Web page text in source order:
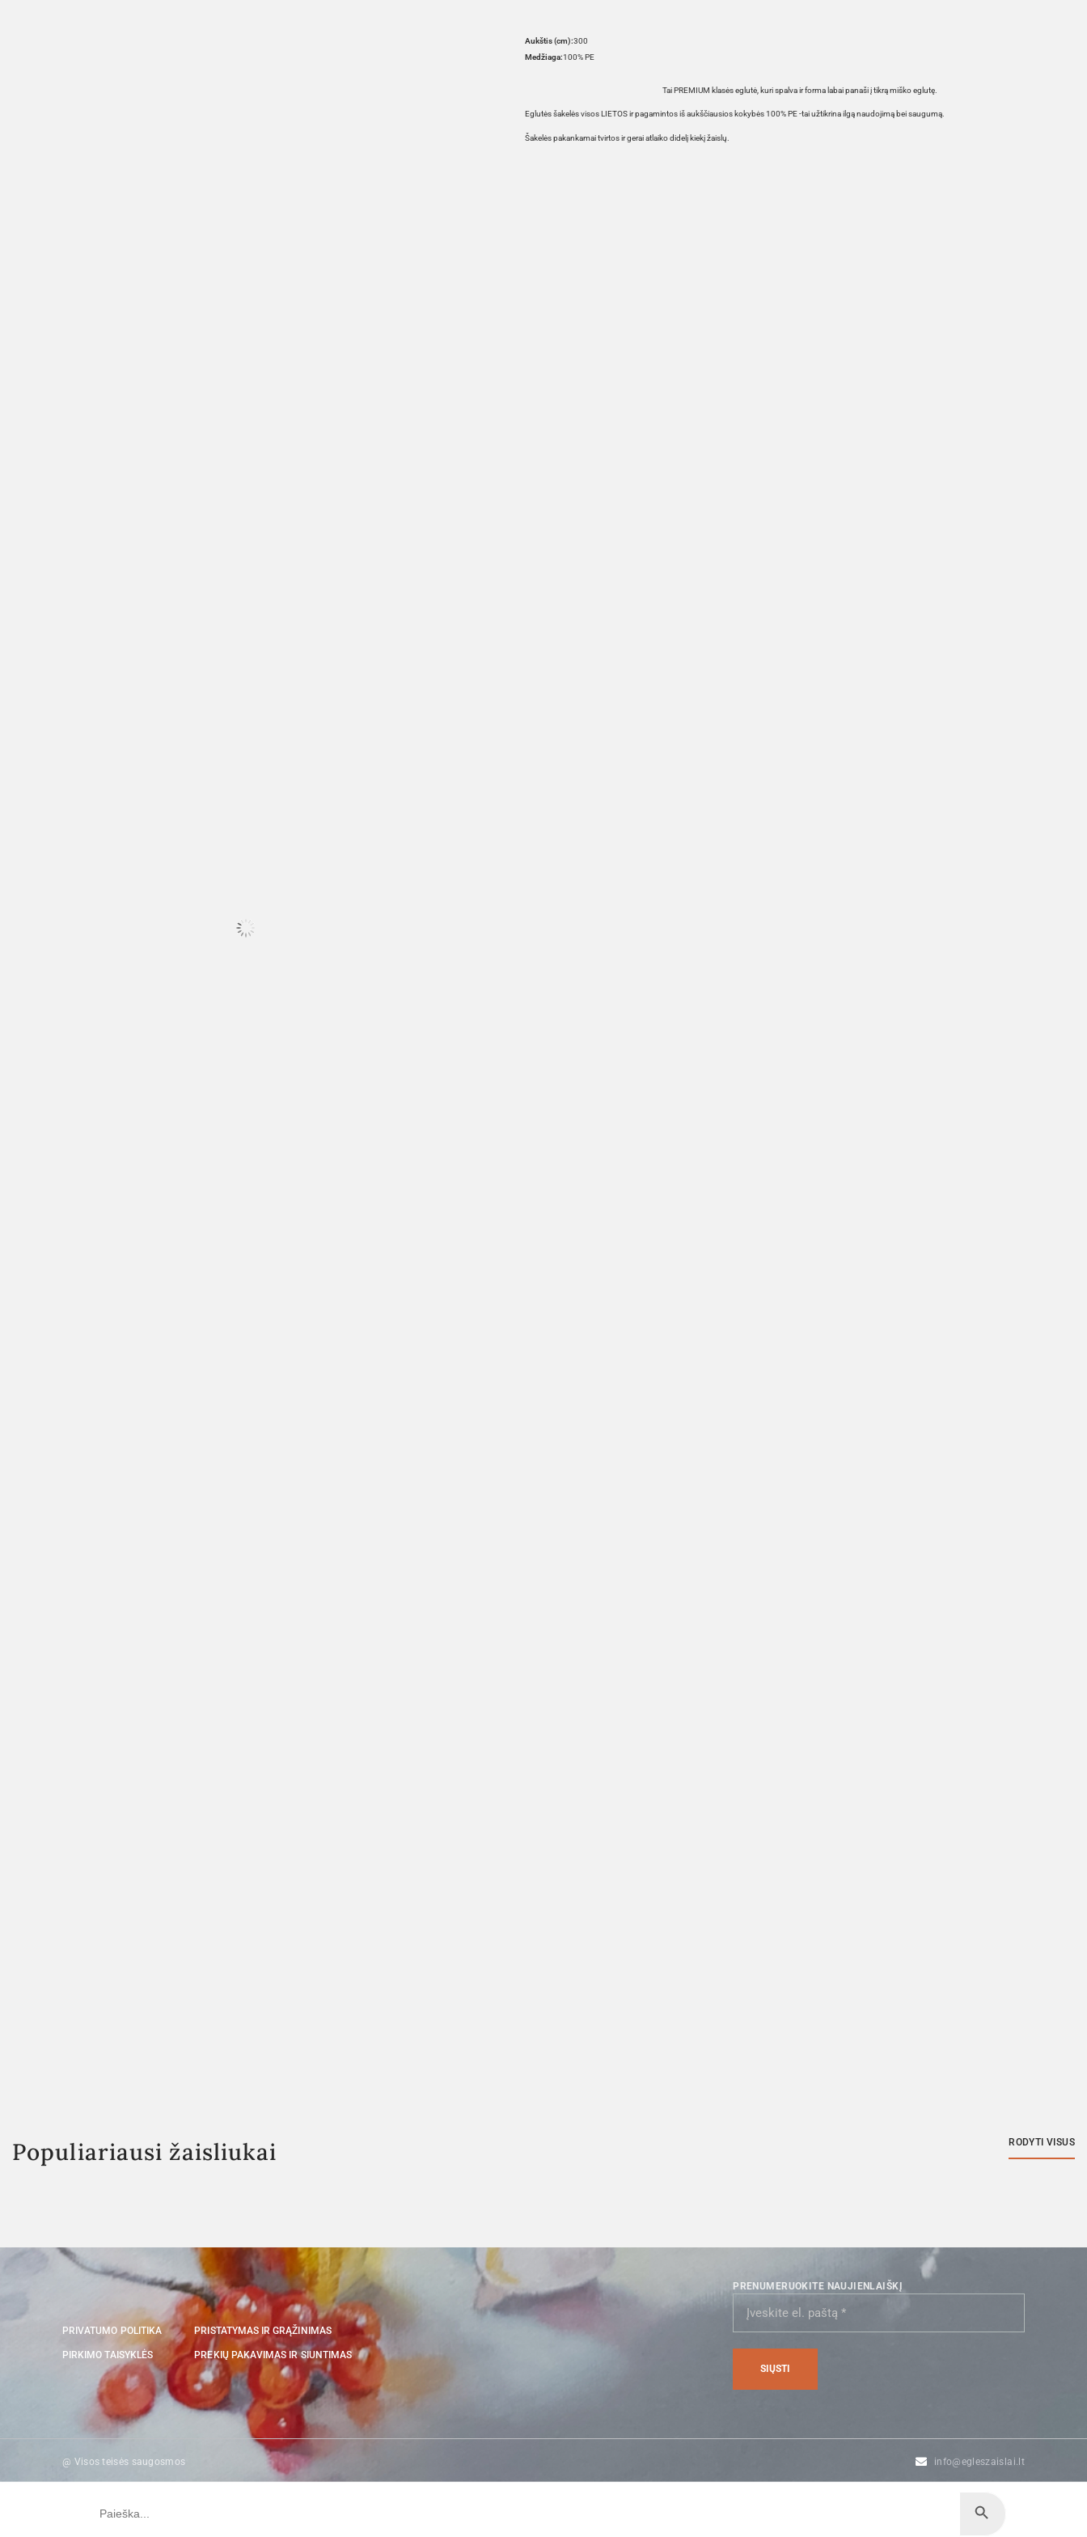
Aukštis (cm):300
Medžiaga:100% PE
Tai PREMIUM klasės eglutė, kuri spalva ir forma labai panaši į tikrą miško eglutę.
Eglutės šakelės visos LIETOS ir pagamintos iš aukščiausios kokybės 100% PE -tai užtikrina ilgą naudojimą bei saugumą.
Šakelės pakankamai tvirtos ir gerai atlaiko didelį kiekį žaislų.
Populiariausi žaisliukai RODYTI VISUS
PRIVATUMO POLITIKA
PIRKIMO TAISYKLĖS
PRISTATYMAS IR GRĄŽINIMAS
PREKIŲ PAKAVIMAS IR SIUNTIMAS
PRENUMERUOKITE NAUJIENLAIŠKĮ
@ Visos teisės saugosmos info@egleszaislai.lt